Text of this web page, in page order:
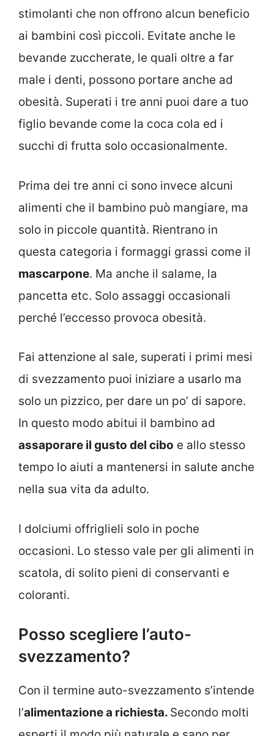
stimolanti che non offrono alcun beneficio
ai bambini così piccoli. Evitate anche le
bevande zuccherate, le quali oltre a far
male i denti, possono portare anche ad
obesità. Superati i tre anni puoi dare a tuo
figlio bevande come la coca cola ed i
succhi di frutta solo occasionalmente.
Prima dei tre anni ci sono invece alcuni
alimenti che il bambino può mangiare, ma
solo in piccole quantità. Rientrano in
questa categoria i formaggi grassi come il
mascarpone. Ma anche il salame, la
pancetta etc. Solo assaggi occasionali
perché l’eccesso provoca obesità.
Fai attenzione al sale, superati i primi mesi
di svezzamento puoi iniziare a usarlo ma
solo un pizzico, per dare un po’ di sapore.
In questo modo abitui il bambino ad
assaporare il gusto del cibo e allo stesso
tempo lo aiuti a mantenersi in salute anche
nella sua vita da adulto.
I dolciumi offriglieli solo in poche
occasioni. Lo stesso vale per gli alimenti in
scatola, di solito pieni di conservanti e
coloranti.
Posso scegliere l’auto-
svezzamento?
Con il termine auto-svezzamento s’intende
l’alimentazione a richiesta. Secondo molti